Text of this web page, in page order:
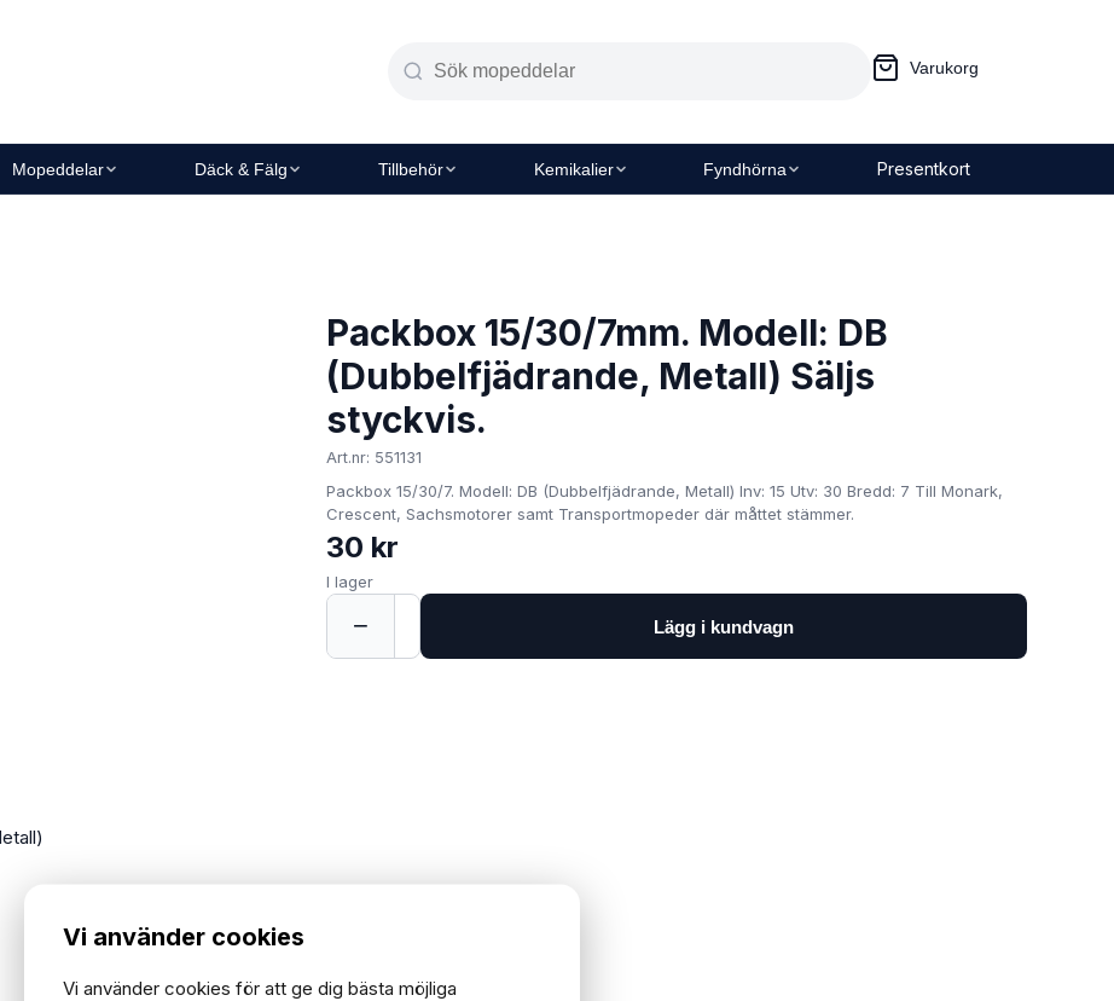
Varukorg
Mopeddelar Däck & Fälg Tillbehör Kemikalier Fyndhörna Presentkort
Packbox 15/30/7mm. Modell: DB
(Dubbelfjädrande, Metall) Säljs
styckvis.
Art.nr: 551131
Packbox 15/30/7. Modell: DB (Dubbelfjädrande, Metall) Inv: 15 Utv: 30 Bredd: 7 Till Monark,
Crescent, Sachsmotorer samt Transportmopeder där måttet stämmer.
30 kr
I lager
− Lägg i kundvagn
Vi använder cookies
Vi använder cookies för att ge dig bästa möjliga